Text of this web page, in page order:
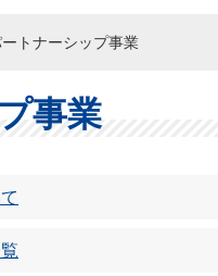
トナーシップ事業
事業